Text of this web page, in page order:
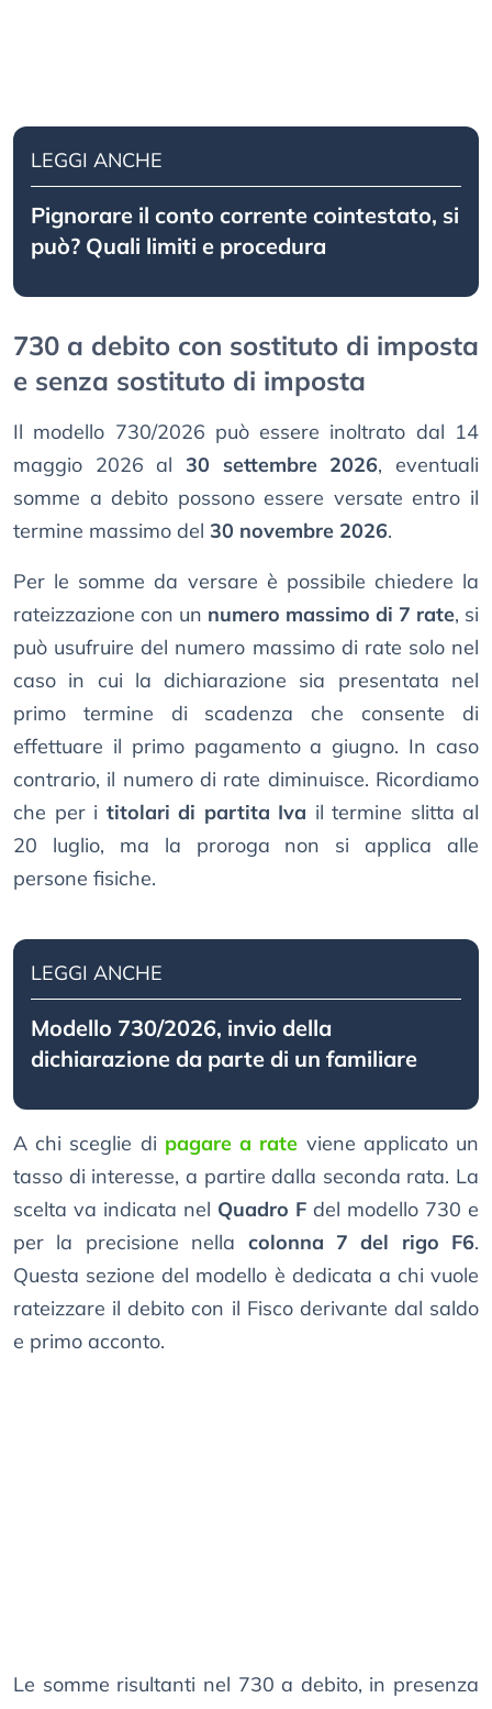
LEGGI ANCHE
Pignorare il conto corrente cointestato, si
può? Quali limiti e procedura
730 a debito con sostituto di imposta
e senza sostituto di imposta
Il modello 730/2026 può essere inoltrato dal 14
maggio 2026 al 30 settembre 2026, eventuali
somme a debito possono essere versate entro il
termine massimo del 30 novembre 2026.
Per le somme da versare è possibile chiedere la
rateizzazione con un numero massimo di 7 rate, si
può usufruire del numero massimo di rate solo nel
caso in cui la dichiarazione sia presentata nel
primo termine di scadenza che consente di
effettuare il primo pagamento a giugno. In caso
contrario, il numero di rate diminuisce. Ricordiamo
che per i titolari di partita Iva il termine slitta al
20 luglio, ma la proroga non si applica alle
persone fisiche.
LEGGI ANCHE
Modello 730/2026, invio della
dichiarazione da parte di un familiare
A chi sceglie di pagare a rate viene applicato un
tasso di interesse, a partire dalla seconda rata. La
scelta va indicata nel Quadro F del modello 730 e
per la precisione nella colonna 7 del rigo F6.
Questa sezione del modello è dedicata a chi vuole
rateizzare il debito con il Fisco derivante dal saldo
e primo acconto.
Le somme risultanti nel 730 a debito, in presenza